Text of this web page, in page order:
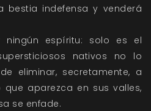
bestia indefensa y venderá
ningún espíritu: solo es el
nativos no lo
eliminar, secretamente, a
aparezca en sus valles,
se enfade.